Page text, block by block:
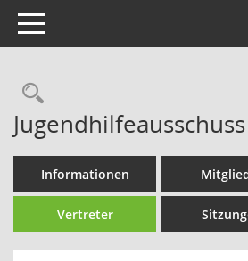
Toggle navigation
Rechercheauswahl
Jugendhilfeausschuss
Informationen
Vertreter